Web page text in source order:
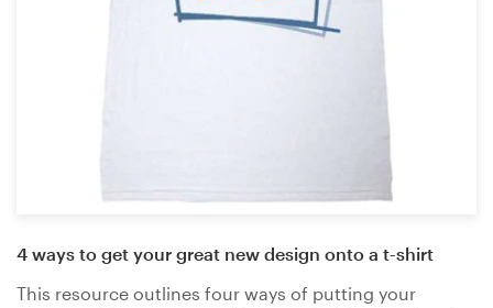
4 ways to get your great new design onto a t-shirt
This resource outlines four ways of putting your